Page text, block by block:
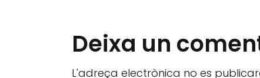
Deixa un
L'adreça electrònica no es